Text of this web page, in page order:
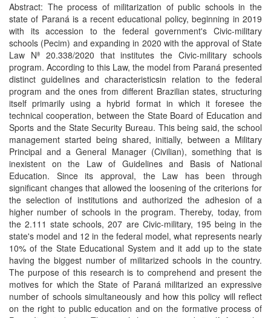
Abstract: The process of militarization of public schools in the
state of Paraná is a recent educational policy, beginning in 2019
with its accession to the federal government's Civic-military
schools (Pecim) and expanding in 2020 with the approval of State
Law Nª 20.338/2020 that institutes the Civic-military schools
program. According to this Law, the model from Paraná presented
distinct guidelines and characteristicsin relation to the federal
program and the ones from different Brazilian states, structuring
itself primarily using a hybrid format in which it foresee the
technical cooperation, between the State Board of Education and
Sports and the State Security Bureau. This being said, the school
management started being shared, initially, between a Military
Principal and a General Manager (Civilian), something that is
inexistent on the Law of Guidelines and Basis of National
Education. Since its approval, the Law has been through
significant changes that allowed the loosening of the criterions for
the selection of institutions and authorized the adhesion of a
higher number of schools in the program. Thereby, today, from
the 2.111 state schools, 207 are Civic-military, 195 being in the
state's model and 12 in the federal model, what represents nearly
10% of the State Educational System and it add up to the state
having the biggest number of militarized schools in the country.
The purpose of this research is to comprehend and present the
motives for which the State of Paraná militarized an expressive
number of schools simultaneously and how this policy will reflect
on the right to public education and on the formative process of